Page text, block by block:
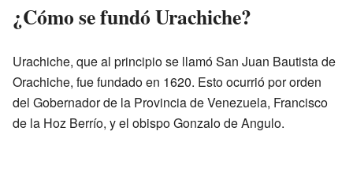
¿Cómo se fundó Urachiche?
Urachiche, que al principio se llamó San Juan Bautista de
Orachiche, fue fundado en 1620. Esto ocurrió por orden
del Gobernador de la Provincia de Venezuela, Francisco
de la Hoz Berrío, y el obispo Gonzalo de Angulo.